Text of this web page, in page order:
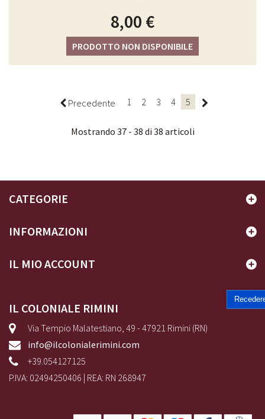
8,00 €
PRODOTTO NON DISPONIBILE
Precedente 1 2 3 4 5
Mostrando 37 - 38 di 38 articoli
CATEGORIE
INFORMAZIONI
IL MIO ACCOUNT
IL COLONIALE RIMINI
Via Tempio Malatestiano, 49 - 47921 Rimini (RN)
info@ilcolonialerimini.com
+39.054127125
P.IVA: 02494250406 | REA: RN 268947